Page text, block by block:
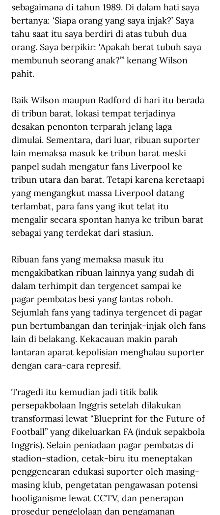
sebagaimana di tahun 1989. Di dalam hati saya
bertanya: ‘Siapa orang yang saya injak?’ Saya
tahu saat itu saya berdiri di atas tubuh dua
orang. Saya berpikir: ‘Apakah berat tubuh saya
membunuh seorang anak?’” kenang Wilson
pahit.
Baik Wilson maupun Radford di hari itu berada
di tribun barat, lokasi tempat terjadinya
desakan penonton terparah jelang laga
dimulai. Sementara, dari luar, ribuan suporter
lain memaksa masuk ke tribun barat meski
panpel sudah mengatur fans Liverpool ke
tribun utara dan barat. Tetapi karena keretaapi
yang mengangkut massa Liverpool datang
terlambat, para fans yang ikut telat itu
mengalir secara spontan hanya ke tribun barat
sebagai yang terdekat dari stasiun.
Ribuan fans yang memaksa masuk itu
mengakibatkan ribuan lainnya yang sudah di
dalam terhimpit dan tergencet sampai ke
pagar pembatas besi yang lantas roboh.
Sejumlah fans yang tadinya tergencet di pagar
pun bertumbangan dan terinjak-injak oleh fans
lain di belakang. Kekacauan makin parah
lantaran aparat kepolisian menghalau suporter
dengan cara-cara represif.
Tragedi itu kemudian jadi titik balik
persepakbolaan Inggris setelah dilakukan
transformasi lewat “Blueprint for the Future of
Football” yang dikeluarkan FA (induk sepakbola
Inggris). Selain peniadaan pagar pembatas di
stadion-stadion, cetak-biru itu meneptakan
penggencaran edukasi suporter oleh masing-
masing klub, pengetatan pengawasan potensi
hooliganisme lewat CCTV, dan penerapan
prosedur pengelolaan dan pengamanan